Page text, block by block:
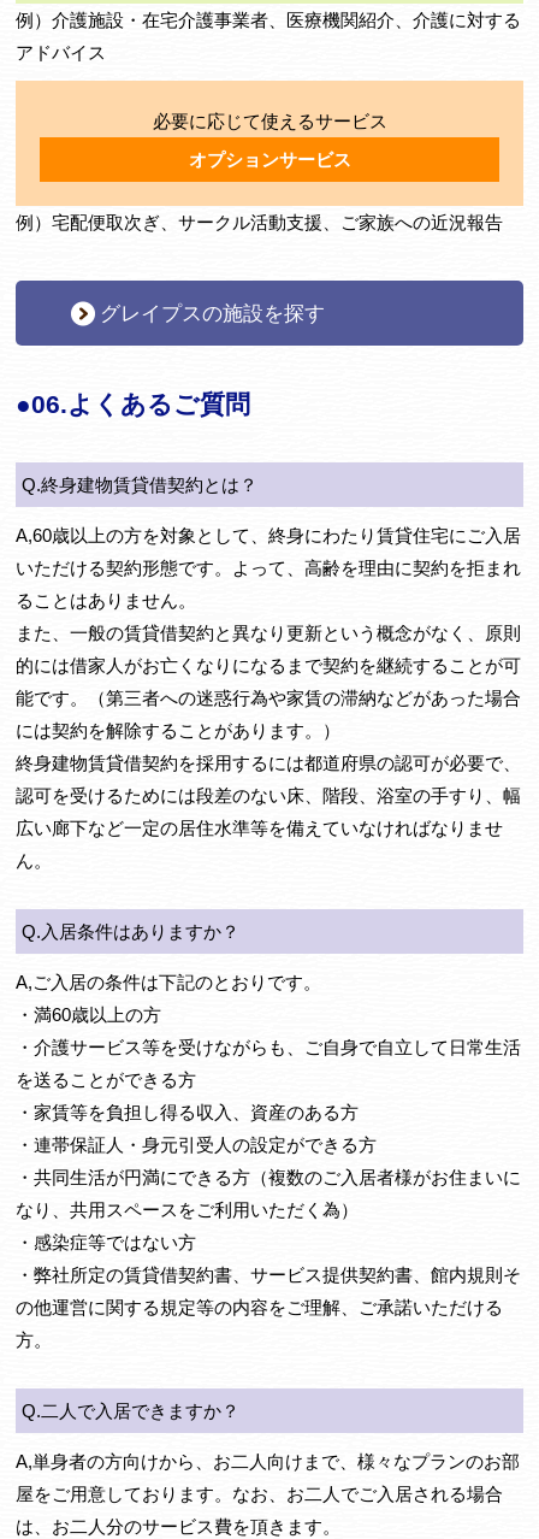
例）介護施設・在宅介護事業者、医療機関紹介、介護に対する
アドバイス
必要に応じて使えるサービス
オプションサービス
例）宅配便取次ぎ、サークル活動支援、ご家族への近況報告
グレイプスの施設を探す
●06.よくあるご質問
Q.終身建物賃貸借契約とは？
A,60歳以上の方を対象として、終身にわたり賃貸住宅にご入居
いただける契約形態です。よって、高齢を理由に契約を拒まれ
ることはありません。
また、一般の賃貸借契約と異なり更新という概念がなく、原則
的には借家人がお亡くなりになるまで契約を継続することが可
能です。（第三者への迷惑行為や家賃の滞納などがあった場合
には契約を解除することがあります。）
終身建物賃貸借契約を採用するには都道府県の認可が必要で、
認可を受けるためには段差のない床、階段、浴室の手すり、幅
広い廊下など一定の居住水準等を備えていなければなりませ
ん。
Q.入居条件はありますか？
A,ご入居の条件は下記のとおりです。
・満60歳以上の方
・介護サービス等を受けながらも、ご自身で自立して日常生活
を送ることができる方
・家賃等を負担し得る収入、資産のある方
・連帯保証人・身元引受人の設定ができる方
・共同生活が円満にできる方（複数のご入居者様がお住まいに
なり、共用スペースをご利用いただく為）
・感染症等ではない方
・弊社所定の賃貸借契約書、サービス提供契約書、館内規則そ
の他運営に関する規定等の内容をご理解、ご承諾いただける
方。
Q.二人で入居できますか？
A,単身者の方向けから、お二人向けまで、様々なプランのお部
屋をご用意しております。なお、お二人でご入居される場合
は、お二人分のサービス費を頂きます。